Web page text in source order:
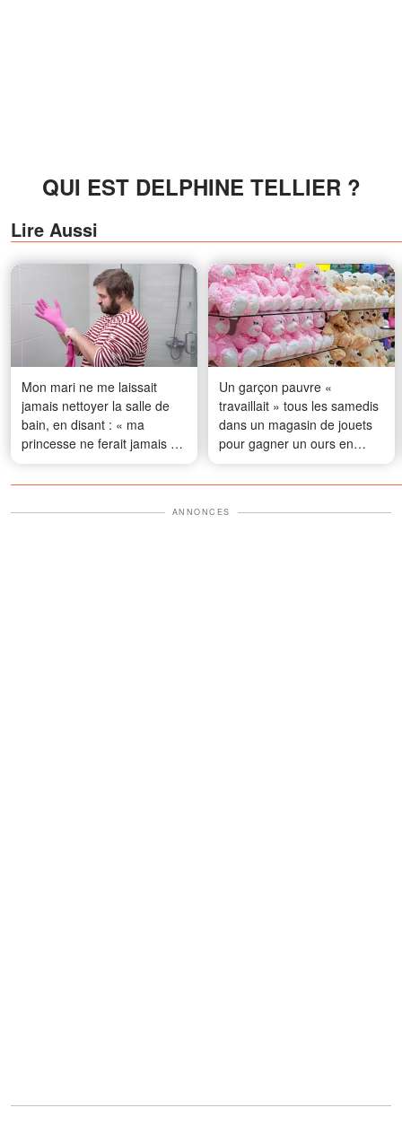
QUI EST DELPHINE TELLIER ?
Lire Aussi
Mon mari ne me laissait
jamais nettoyer la salle de
bain, en disant : « ma
princesse ne ferait jamais ça
» – jusqu’à ce qu’un tuyau
éclate et que je découvre la
Un garçon pauvre «
travaillait » tous les samedis
dans un magasin de jouets
pour gagner un ours en
peluche — Un jour, le
propriétaire du magasin l'a
ANNONCES